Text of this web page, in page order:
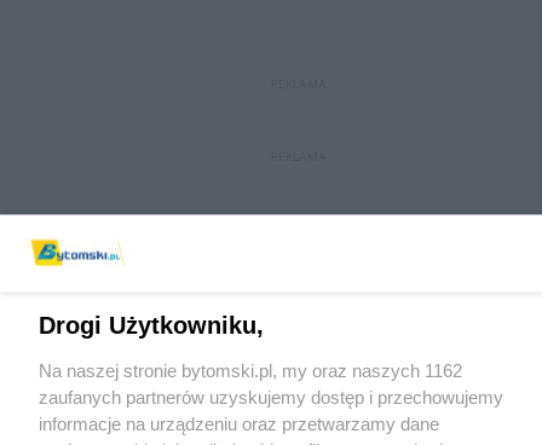
Wydawca mediów lokalnych
Drogi Użytkowniku,
Na naszej stronie bytomski.pl, my oraz naszych 1162
zaufanych partnerów uzyskujemy dostęp i przechowujemy
informacje na urządzeniu oraz przetwarzamy dane